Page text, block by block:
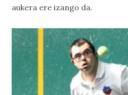
aukera ere izango da.